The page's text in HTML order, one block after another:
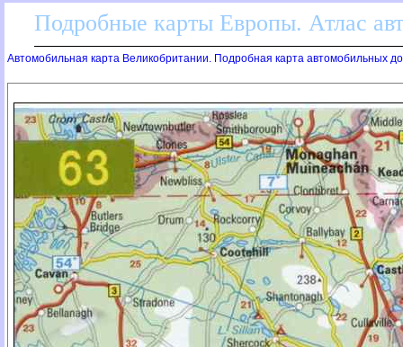
Подробные карты Европы. Атлас
Автомобильная карта Великобритании. Подробная карта автомобильных